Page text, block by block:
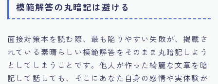
模範解答の丸暗記は避ける
面接対策本を読む際、最も陥りやすい失敗が、掲載さ
れている素晴らしい模範解答をそのまま丸暗記しよう
としてしまうことです。他人が作った綺麗な文章を暗
記して話しても、そこにあなた自身の感情や実体験が